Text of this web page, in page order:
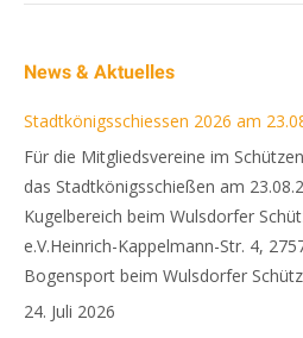
News & Aktuelles
Stadtkönigsschiessen 2026 am
Für die Mitgliedsvereine im
das Stadtkönigsschießen am
Kugelbereich beim Wulsdorfer
e.V.Heinrich-Kappelmann-Str. 4,
Bogensport beim Wulsdorfer
24. Juli 2026